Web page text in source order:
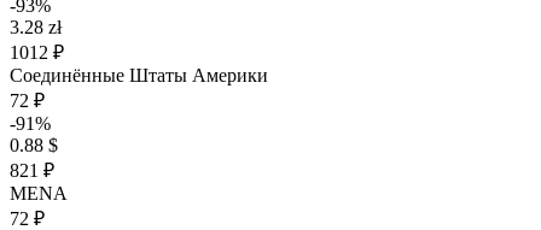
-93%
3.28 zł
1012 ₽
Соединённые Штаты Америки
72 ₽
-91%
0.88 $
821 ₽
MENA
72 ₽